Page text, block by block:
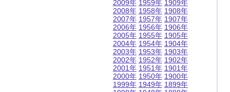
2009年
2008年
2007年
2006年
2005年
2004年
2003年
2002年
2001年
2000年
1999年
1959年
1958年
1957年
1956年
1955年
1954年
1953年
1952年
1951年
1950年
1949年
1909年
1908年
1907年
1906年
1905年
1904年
1903年
1902年
1901年
1900年
1899年